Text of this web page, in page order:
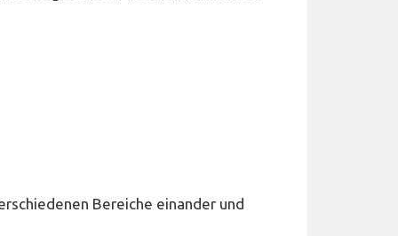
Bereiche einander und